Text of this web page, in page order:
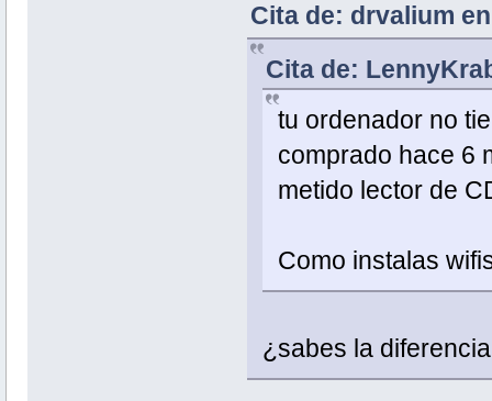
Cita de: drvalium
Cita de:
tu ordenador no
comprado hace 6
metido lector de
Como instalas
¿sabes la